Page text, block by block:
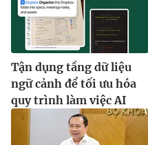
Tận dụng tầng dữ liệu
ngữ cảnh để tối ưu hóa
quy trình làm việc AI